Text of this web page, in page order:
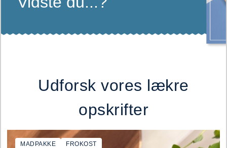
Udforsk vores lækre
opskrifter
MADPAKKE FROKOST